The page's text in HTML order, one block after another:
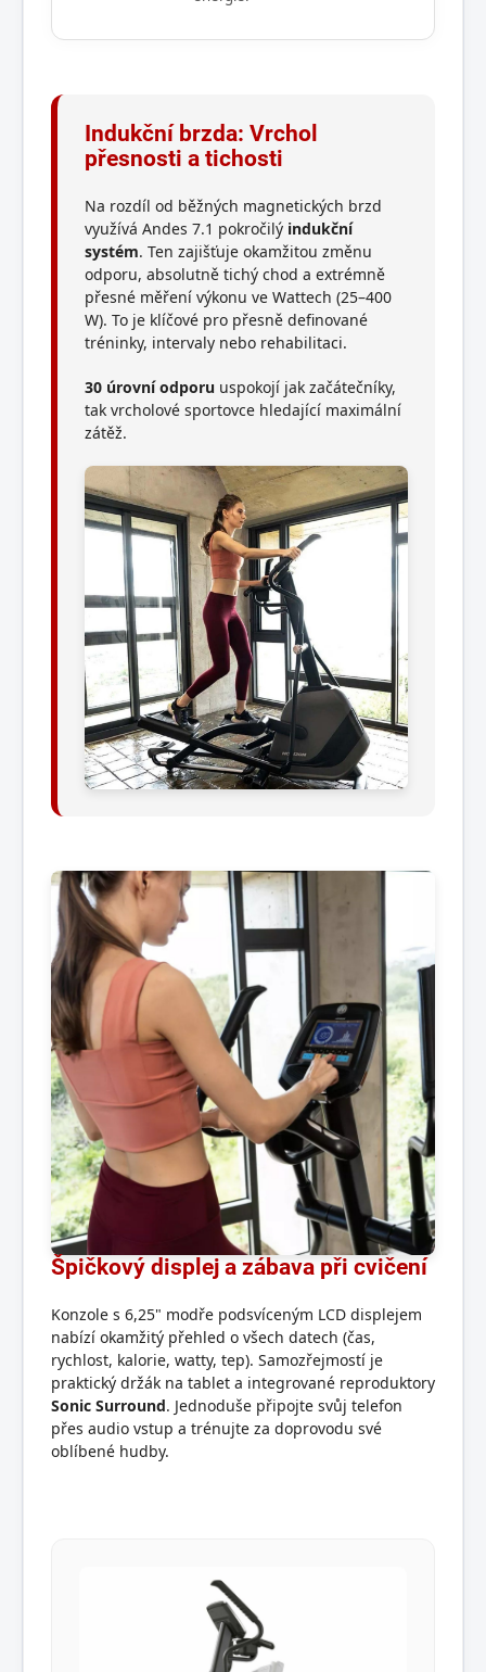
Indukční brzda: Vrchol
přesnosti a tichosti
Na rozdíl od běžných magnetických brzd
využívá Andes 7.1 pokročilý indukční
systém. Ten zajišťuje okamžitou změnu
odporu, absolutně tichý chod a extrémně
přesné měření výkonu ve Wattech (25–400
W). To je klíčové pro přesně definované
tréninky, intervaly nebo rehabilitaci.
30 úrovní odporu uspokojí jak začátečníky,
tak vrcholové sportovce hledající maximální
zátěž.
Špičkový displej a zábava při cvičení
Konzole s 6,25" modře podsvíceným LCD displejem
nabízí okamžitý přehled o všech datech (čas,
rychlost, kalorie, watty, tep). Samozřejmostí je
praktický držák na tablet a integrované reproduktory
Sonic Surround. Jednoduše připojte svůj telefon
přes audio vstup a trénujte za doprovodu své
oblíbené hudby.